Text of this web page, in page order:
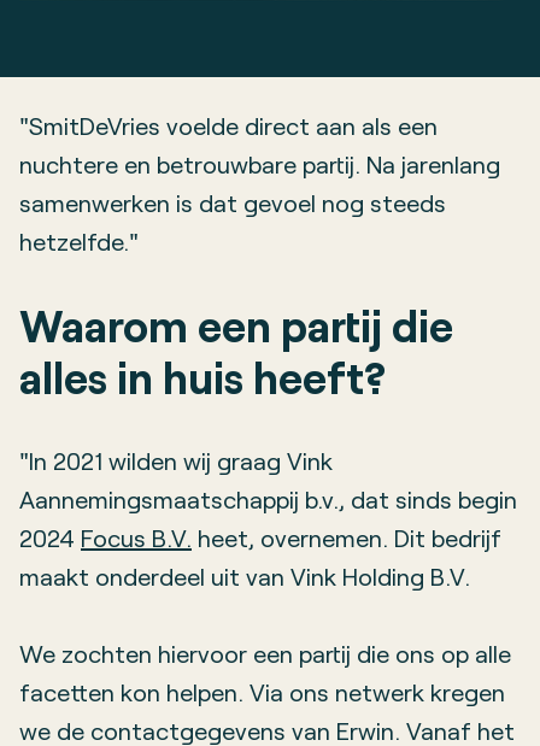
"SmitDeVries voelde direct aan als een
nuchtere en betrouwbare partij. Na jarenlang
samenwerken is dat gevoel nog steeds
hetzelfde."
Waarom een partij die
alles in huis heeft?
"In 2021 wilden wij graag Vink
Aannemingsmaatschappij b.v., dat sinds begin
2024 Focus B.V. heet, overnemen. Dit bedrijf
maakt onderdeel uit van Vink Holding B.V.
We zochten hiervoor een partij die ons op alle
facetten kon helpen. Via ons netwerk kregen
we de contactgegevens van Erwin. Vanaf het